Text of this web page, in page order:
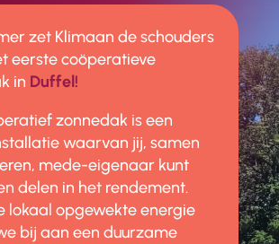
zet Klimaan de schouders
eerste coöperatieve
in Duffel!
zonnedak is een
waarvan jij, samen
mede-eigenaar kunt
delen in het rendement.
lokaal opgewekte energie
bij aan een duurzame